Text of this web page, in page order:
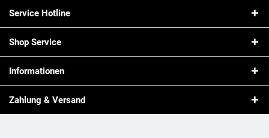
Service Hotline
Shop Service
Informationen
Zahlung & Versand